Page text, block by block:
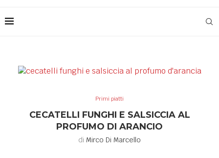
Primi piatti
CECATELLI FUNGHI E SALSICCIA AL
PROFUMO DI ARANCIO
di Mirco Di Marcello